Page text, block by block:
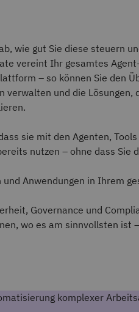
wie gut Sie diese steuern
vereint Ihr gesamtes
– so können Sie den
verwalten und die Lösungen,
sie mit den Agenten, Tools
nutzen – ohne dass Sie
Anwendungen in Ihrem
Governance und
wo es am sinnvollsten ist
komplexer